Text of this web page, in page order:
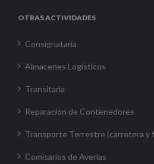
OTRAS ACTIVIDADES
Consignataria
Almacenes Logísticos
Transitaria
Reparación de Contenedores
Transporte Terrestre (carretera y
Comisarios de Averías